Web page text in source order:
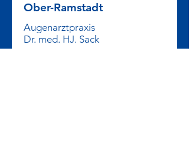
Ober-Ramstadt
Augenarztpraxis
Dr. med. HJ. Sack